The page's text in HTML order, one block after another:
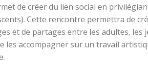
de créer du lien social en
Cette rencontre permettra de
et de partages entre les adultes, les
les accompagner sur un travail